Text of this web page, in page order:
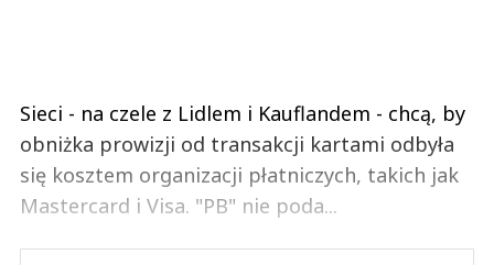
Sieci - na czele z Lidlem i Kauflandem - chcą, by
obniżka prowizji od transakcji kartami odbyła
się kosztem organizacji płatniczych, takich jak
Mastercard i Visa. "PB" nie poda...